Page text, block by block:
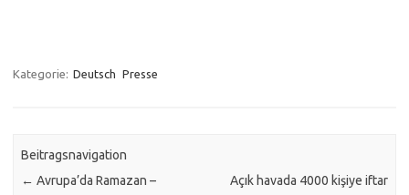
Kategorie: Deutsch Presse
Beitragsnavigation
← Avrupa’da Ramazan –
Açık havada 4000 kişiye iftar